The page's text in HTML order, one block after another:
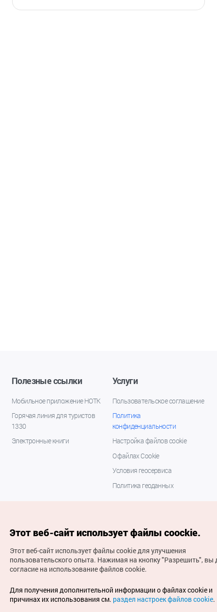
Полезные ссылки
Мобильное приложение НОТК
Горячая линия для туристов
1330
Электронные книги
Услуги
Пользовательское соглашение
Политика
конфиденциальности
Настройка файлов cookie
О файлах Cookie
Условия геосервиса
Политика геоданных
(с) Национальная организация туризма Кореи Все
права защищены
Для извещения об ошибках и проблемах, связанных с
работой веб-сайта, направляйте ваши запросы на
Этот веб-сайт использует файлы coockie.
Этот веб-сайт использует файлы cookie для улучшения
пользовательского опыта. Нажимая на кнопку "Разрешить", вы
согласие на использование файлов cookie.
Для получения дополнительной информации о файлах cookie и
причинах их использования см. раздел настроек файлов cookie.